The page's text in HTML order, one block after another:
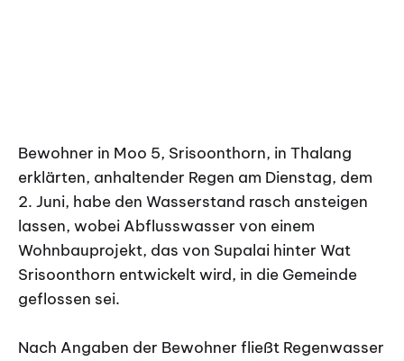
Bewohner in Moo 5, Srisoonthorn, in Thalang
erklärten, anhaltender Regen am Dienstag, dem
2. Juni, habe den Wasserstand rasch ansteigen
lassen, wobei Abflusswasser von einem
Wohnbauprojekt, das von Supalai hinter Wat
Srisoonthorn entwickelt wird, in die Gemeinde
geflossen sei.
Nach Angaben der Bewohner fließt Regenwasser